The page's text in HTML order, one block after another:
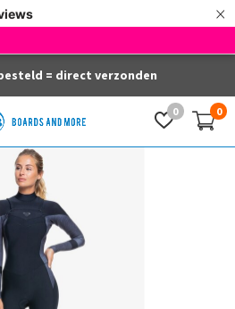
×
0 0
= direct verzonden